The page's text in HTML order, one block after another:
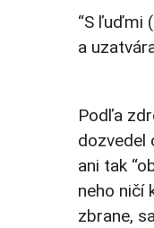
“S ľuďmi
a
Podľa
dozvedel
ani tak
neho ničí
zbrane,